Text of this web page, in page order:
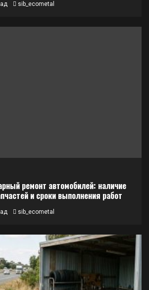
sib_ecometal
ремонт автомобилей: наличие
и сроки выполнения работ
sib_ecometal